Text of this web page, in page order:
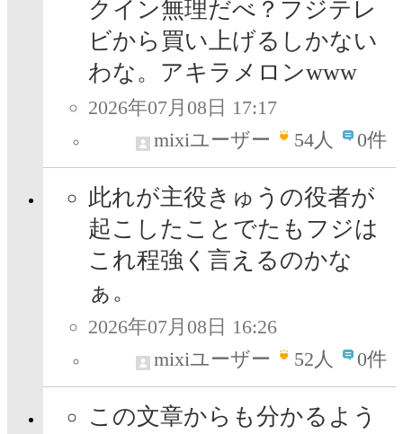
クイン無理だべ？フジテレ
ビから買い上げるしかない
わな。アキラメロンwww
2026年07月08日 17:17
mixiユーザー
54人 0件
此れが主役きゅうの役者が
起こしたことでたもフジは
これ程強く言えるのかな
ぁ。
2026年07月08日 16:26
mixiユーザー
52人 0件
この文章からも分かるよう